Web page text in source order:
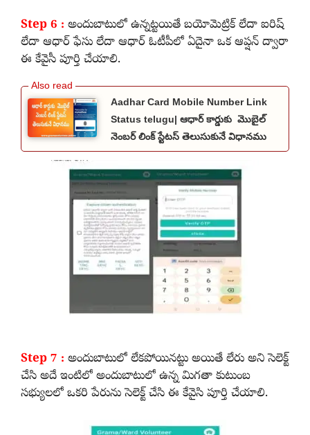
Step 6 : అందుబాటులో ఉన్నట్టయితే బయోమెట్రిక్ లేదా ఐరిష్
లేదా ఆధార్ ఫేసు లేదా ఆధార్ ఓటీపీలో ఏదైనా ఒక ఆప్షన్ ద్వారా
ఈ కేవైసీ పూర్తి చేయాలి.
Aadhar Card Mobile Number Link
Status telugu| ఆధార్ కార్డుకు మొబైల్
నెంబర్ లింక్ స్టేటస్ తెలుసుకునే విధానము
Step 7 : అందుబాటులో లేకపోయినట్టు అయితే లేరు అని సెలెక్ట్
చేసి అదే ఇంటిలో అందుబాటులో ఉన్న మిగతా కుటుంబ
సభ్యులలో ఒకరి పేరును సెలెక్ట్ చేసి ఈ కేవైసి పూర్తి చేయాలి.